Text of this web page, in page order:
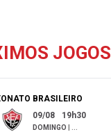
JOGOS
BRASILEIRO
09/08 19h30
DOMINGO